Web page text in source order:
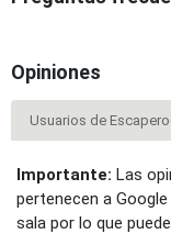
Opiniones
Usuarios de
Importante: Las
pertenecen a
sala por lo que